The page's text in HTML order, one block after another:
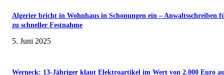
Algerier bricht in Wohnhaus in Schonungen ein – Anwaltsschreiben
zu schneller Festnahme
5. Juni 2025
Werneck: 13-Jähriger klaut Elektroartikel im Wert von 2.000 Euro